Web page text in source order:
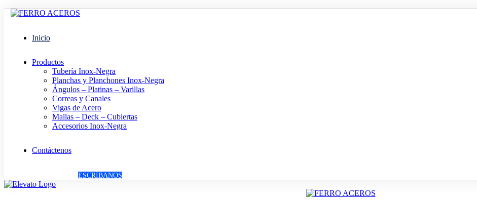
Inicio
Productos
Tubería Inox-Negra
Planchas y Planchones Inox-Negra
Ángulos – Platinas – Varillas
Correas y Canales
Vigas de Acero
Mallas – Deck – Cubiertas
Accesorios Inox-Negra
Contáctenos
ESCRÍBANOS